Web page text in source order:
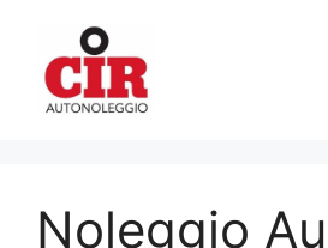
contenuto
Noleggio